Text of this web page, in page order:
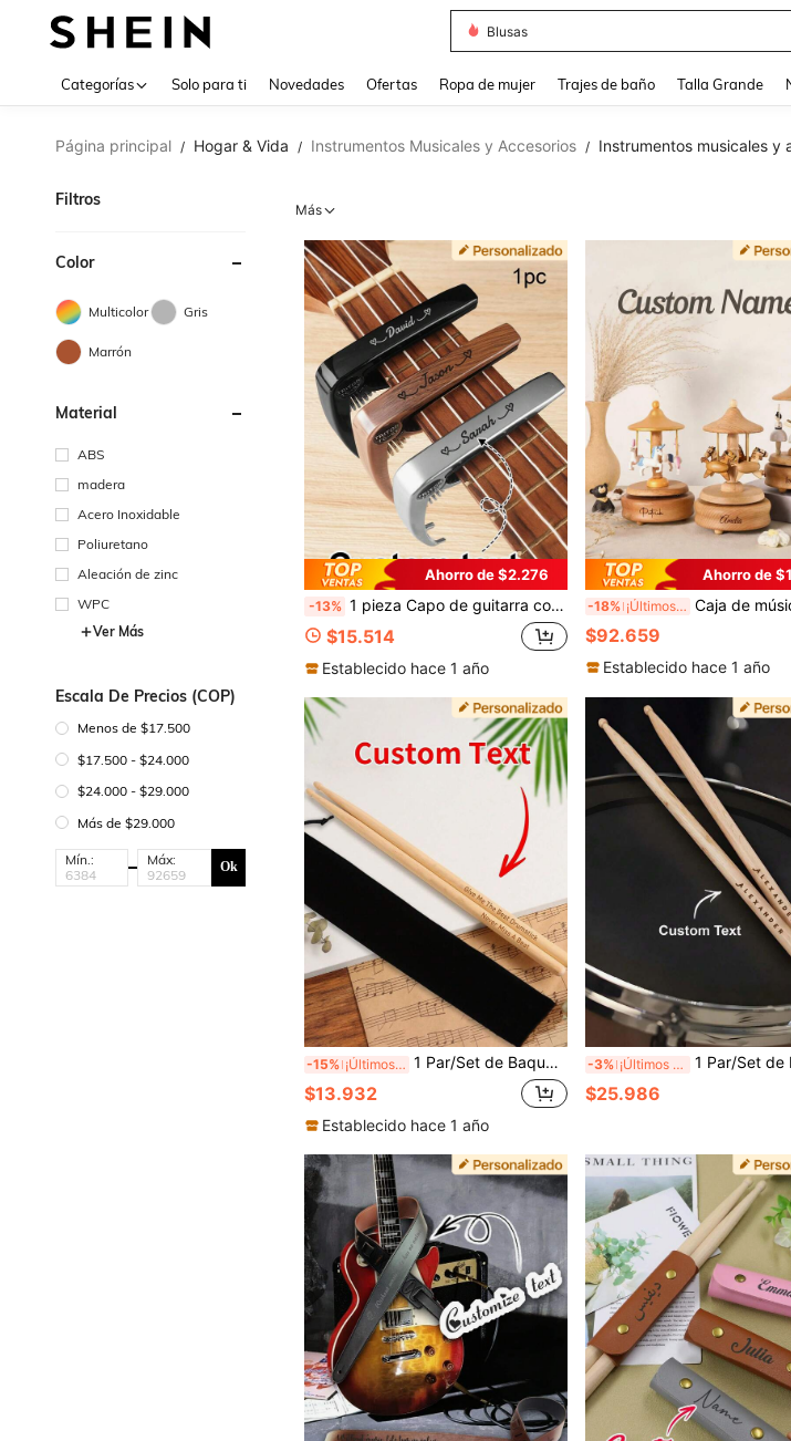
Jeans
Categorías Solo para ti Novedades Ofertas Ropa de mujer Trajes de baño Talla Grande
Página principal / Hogar & Vida / Instrumentos Musicales y Accesorios / Instrumentos musicales y
Filtros
Color
Multicolor Gris
Marrón
Material
ABS
madera
Acero Inoxidable
Poliuretano
Aleación de zinc
WPC
Ver Más
Escala De Precios (COP)
Menos de $17.500
$17.500 - $24.000
$24.000 - $29.000
Más de $29.000
Mín.: Máx: Ok
Más
Ahorro de $2.276
-13% 1 pieza Capo de guitarra con grabado personalizado, capo personalizado para guitarra eléctrica, capo grabado personalizado, multifuncional, ornamental, grabado, acero inoxidable, exquisito, elegante, suave, adorable, colorido, lindo, divertido, personalizado, único, regalo ideal para ella, regalo ideal para él, para aniversarios, para cumpleaños, instrumentos musicales y accesorios personalizados, cómodo, regalos para hombres, regalo de Navidad
$15.514
Establecido hace 1 año
Ahorro de
-18% ¡Últimos 3 días Caja de música de madera personalizada, caja de música grabada, caja de música de carrusel giratorio, regalo de cumpleaños, regalo de Navidad, caja de música navideña, caja
$92.659
Establecido hace 1 año
-15% ¡Últimos 3 días 1 Par/Set de Baquetas Personalizadas Grabadas, Baquetas 5a Personalizadas, Regalo de Baquetas de Madera de Arce para Baterista, Regalo para Músico Baterista, 40.6x1.43cm - Con Bolsa/Sin Bolsa, Regalo de Aniversario, Regalos Personalizados para Mujeres/Hombres Regalos Ideales para Él Ella, Amigos.
$13.932
Establecido hace 1 año
-3% ¡Últimos 3 días 1 Par/Set de baquetas de batería personalizadas con grabado personalizado, baquetas 5A de madera de arce, regalo para músico baterista, regalo de aniversario, regalo de Navidad, regalo personalizado para mujeres/hombres, regalo ideal para él, ella, amigos, niños para aniversarios, cumpleaños, otoño/invierno, Día del Niño, regalos personalizados, batería, regalos
$25.986